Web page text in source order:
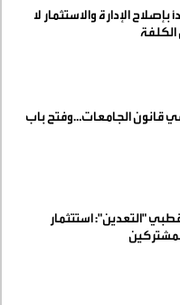
الإدارة والاستثمار لا
في قانون الجامعات…وفتح باب
"التعدين": استتثمار